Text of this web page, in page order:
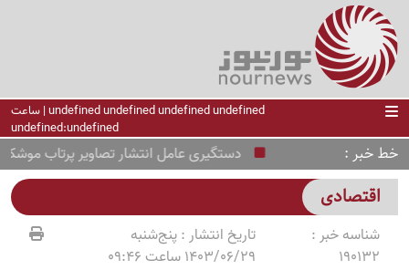
undefined undefined undefined undefined | ساعت
undefined:undefined
خط خبر دستگیری عامل انتشار تصاویر پرتاب موشک‌های
اقتصادی
شناسه خبر :
190132
تاریخ انتشار :پنج‌شنبه
1403/06/29 ساعت 09:46